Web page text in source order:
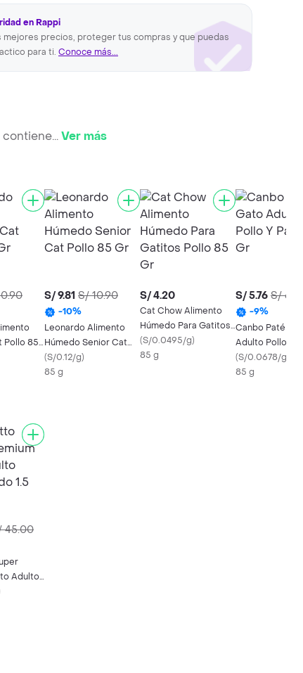
en Rappi
precios, proteger tus compras y que puedas
para ti. Conoce más...
contiene...Ver más
Pollo 85
S/ 9.81 S/ 10.90
-10%
Leonardo Alimento
Húmedo Senior Cat
Pollo 85 Gr
(S/0.12/g)
85 g
S/ 4.20
Cat Chow Alimento
Húmedo Para Gatitos
Pollo 85 Gr
(S/0.0495/g)
85 g
S/ 5.76 S/
-9%
Canbo Paté
Adulto Pollo Y
Gr
(S/0.0678/g
85 g
45.00
Adulto
Kg